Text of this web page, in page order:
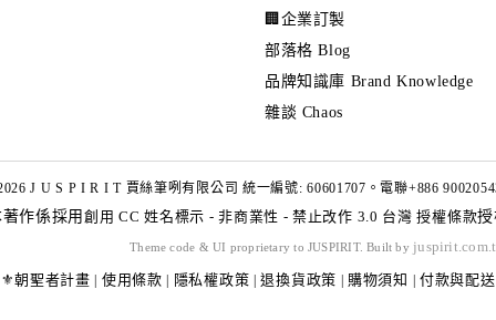
🏢企業訂製
部落格 Blog
品牌知識庫 Brand Knowledge
雜談 Chaos
J U S P I R I T 賈絲筆咧有限公司 統一編號: 60601707。電聯+886
著作係採用創用 CC 姓名標示 - 非商業性 - 禁止改作 3.0 台灣 授權條款
Theme code & UI proprietary to JUSPIRIT. Built by
⚜️朝聖者計畫
使用條款 隱私權政策 |退換貨政策 購物須知 付款與配送